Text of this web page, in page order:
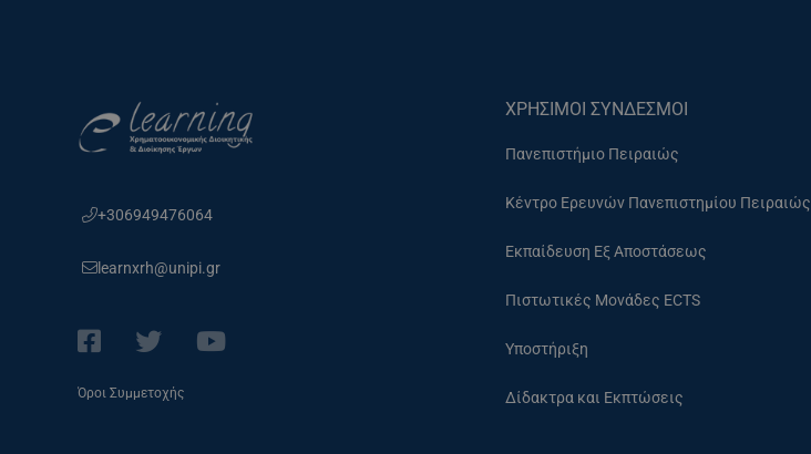
+306949476064
learnxrh@unipi.gr
Όροι Συμμετοχής
ΧΡΗΣΙΜΟΙ ΣΥΝΔΕΣΜΟΙ
Πανεπιστήμιο Πειραιώς
Κέντρο Ερευνών Πανεπιστημίου Πειραιώς
Εκπαίδευση Εξ Αποστάσεως
Πιστωτικές Μονάδες ECTS
Υποστήριξη
Δίδακτρα και Εκπτώσεις